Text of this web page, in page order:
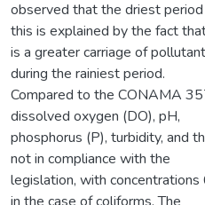
observed that the driest
this is explained by the fact
is a greater carriage of
during the rainiest period.
Compared to the CONAMA
dissolved oxygen (DO), pH,
phosphorus (P), turbidity, and
not in compliance with the
legislation, with